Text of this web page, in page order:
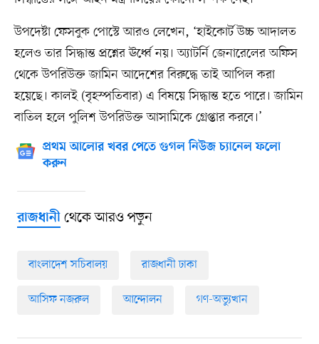
উপদেষ্টা ফেসবুক পোস্টে আরও লেখেন, ‘হাইকোর্ট উচ্চ আদালত
হলেও তার সিদ্ধান্ত প্রশ্নের ঊর্ধ্বে নয়। অ্যাটর্নি জেনারেলের অফিস
থেকে উপরিউক্ত জামিন আদেশের বিরুদ্ধে তাই আপিল করা
হয়েছে। কালই (বৃহস্পতিবার) এ বিষয়ে সিদ্ধান্ত হতে পারে। জামিন
বাতিল হলে পুলিশ উপরিউক্ত আসামিকে গ্রেপ্তার করবে।’
প্রথম আলোর খবর পেতে গুগল নিউজ চ্যানেল ফলো
করুন
রাজধানীথেকে আরও পড়ুন
বাংলাদেশ সচিবালয় রাজধানী ঢাকা
আসিফ নজরুল আন্দোলন গণ-অভ্যুত্থান